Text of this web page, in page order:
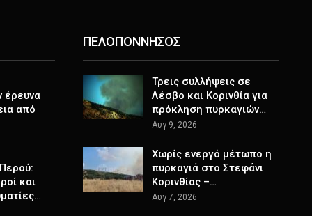
έρευνα
από
και
ΠΕΛΟΠΟΝΝΗΣΟΣ
Τρεις συλλήψεις σε
Λέσβο και Κορινθία για
πρόκληση πυρκαγιών…
Αυγ 9, 2026
Χωρίς ενεργό μέτωπο η
πυρκαγιά στο Στεφάνι
Κορινθίας –…
Αυγ 7, 2026